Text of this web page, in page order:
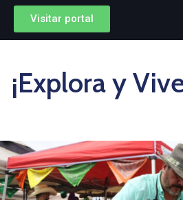
Visitar portal
¡Explora y